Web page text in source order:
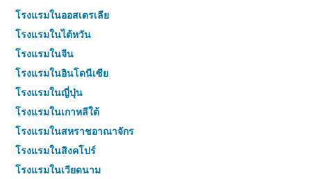
โรงแรมในออสเตรเลีย
โรงแรมในไต้หวัน
โรงแรมในจีน
โรงแรมในอินโดนีเซีย
โรงแรมในญี่ปุ่น
โรงแรมในเกาหลีใต้
โรงแรมในสหราชอาณาจักร
โรงแรมในสิงคโปร์
โรงแรมในเวียดนาม